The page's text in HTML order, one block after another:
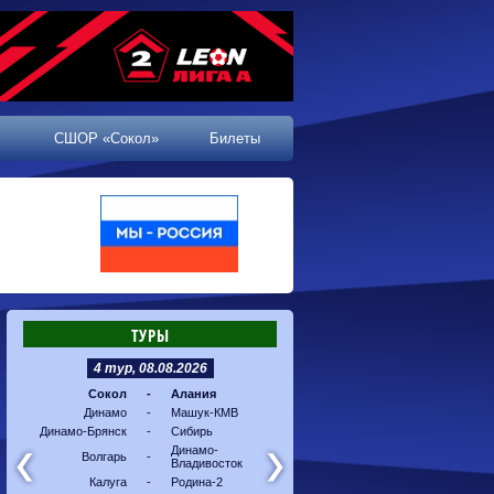
СШОР «Сокол» Билеты
ТУРЫ
4 тур, 08.08.2026
Сокол -
Алания
Динамо
-
Машук-КМВ
Динамо-Брянск
-
Сибирь
Волгарь
-
Динамо-
Владивосток
Калуга
- Родина-2
Сибирь